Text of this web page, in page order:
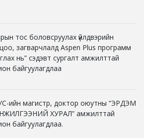
тос боловсруулах үйлдвэрийн
загварчлалд Aspen Plus программ
нь” сэдэвт сургалт амжилттай
байгуулагдлаа
ийн магистр, доктор оюутны “ЭРДЭМ
ХУРАЛ” амжилттай
байгуулагдлаа.